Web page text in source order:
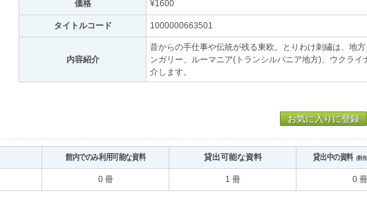
価格 ¥1600
タイトルコード 1000000663501
内容紹介
昔からの手仕事や伝統が残る東欧。とりわけ刺繡は、地
ンガリー、ルーマニア(トランシルバニア地方)、ウクラ
介します。
お気に入りに登録
館内でのみ利用可能な資料 貸出可能な資料 貸出中の資料（割当
0 冊 1 冊 0 冊